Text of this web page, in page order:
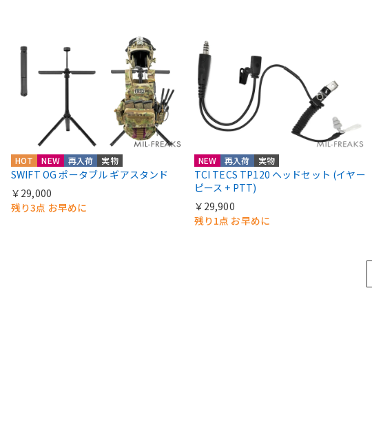
HOT NEW 再入荷 実物
SWIFT OG ポータブル ギアスタンド
￥29,000
残り3点 お早めに
NEW 再入荷 実物
TCI TECS TP120 ヘッドセット (イヤー
ピース + PTT)
￥29,900
残り1点 お早めに